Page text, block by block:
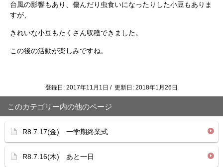
台風の影響もあり、傷んだり虫食いになったりした小豆もありま
すが、
きれいな小豆もたくさん収穫できました。
この後の活動が楽しみですね。
登録日: 2017年11月1日 / 更新日: 2018年1月26日
このカテゴリー内の他のページ
R8.7.17(金) 一学期終業式
R8.7.16(木) あと一日